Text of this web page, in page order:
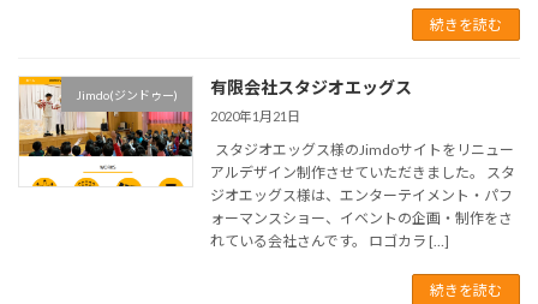
続きを読む
Jimdo(ジンドゥー) 有限会社スタジオエッグス
2020年1月21日
スタジオエッグス様のJimdoサイトをリニュー
アルデザイン制作させていただきました。 スタ
ジオエッグス様は、エンターテイメント・パフ
ォーマンスショー、イベントの企画・制作をさ
れている会社さんです。 ロゴカラ […]
続きを読む